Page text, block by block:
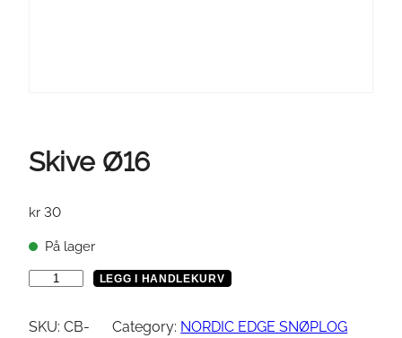
Skive Ø16
kr 30
På lager
i
LEGG I HANDLEKURV
SKU: CB-
Category: NORDIC EDGE SNØPLOG